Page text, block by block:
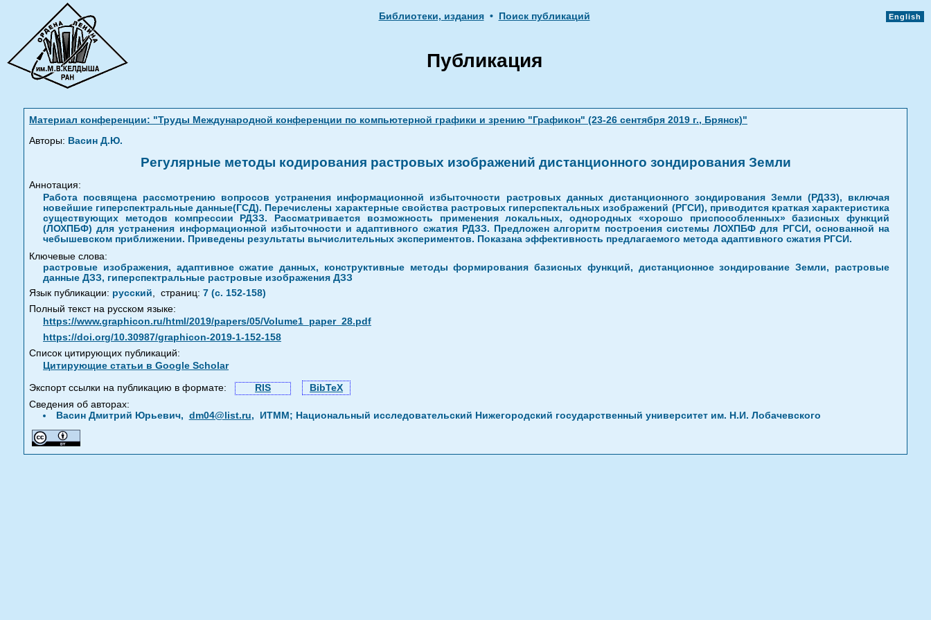
Библиотеки, издания • Поиск публикаций English
Публикация
Материал конференции: "Труды Международной конференции по компьютерной графики и зрению "Графикон" (23-26 сентября 2019 г., Брянск)"
Авторы: Васин Д.Ю.
Регулярные методы кодирования растровых изображений дистанционного зондирования Земли
Аннотация:
Работа посвящена рассмотрению вопросов устранения информационной избыточности растровых данных дистанционного зондирования Земли (РДЗЗ), включая
новейшие гиперспектральные данные(ГСД). Перечислены характерные свойства растровых гиперспектальных изображений (РГСИ), приводится краткая характеристика
существующих методов компрессии РДЗЗ. Рассматривается возможность применения локальных, однородных «хорошо приспособленных» базисных функций
(ЛОХПБФ) для устранения информационной избыточности и адаптивного сжатия РДЗЗ. Предложен алгоритм построения системы ЛОХПБФ для РГСИ, основанной на
чебышевском приближении. Приведены результаты вычислительных экспериментов. Показана эффективность предлагаемого метода адаптивного сжатия РГСИ.
Ключевые слова:
растровые изображения, адаптивное сжатие данных, конструктивные методы формирования базисных функций, дистанционное зондирование Земли, растровые
данные ДЗЗ, гиперспектральные растровые изображения ДЗЗ
Язык публикации: русский, страниц: 7 (с. 152-158)
Полный текст на русском языке:
https://www.graphicon.ru/html/2019/papers/05/Volume1_paper_28.pdf
https://doi.org/10.30987/graphicon-2019-1-152-158
Список цитирующих публикаций:
Цитирующие статьи в Google Scholar
Экспорт ссылки на публикацию в формате: RIS
BibTeX
Сведения об авторах:
Васин Дмитрий Юрьевич, dm04@list.ru, ИТММ; Национальный исследовательский Нижегородский государственный университет им. Н.И. Лобачевского